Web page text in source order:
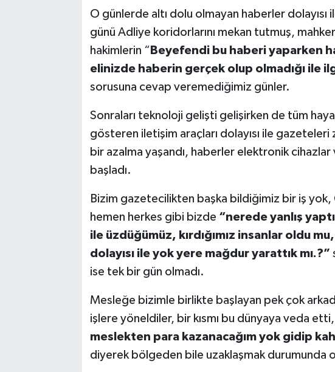
O günlerde altı dolu olmayan haberler dolayısı
günü Adliye koridorlarını mekan tutmuş,
hakimlerin “ Beyefendi bu haberi yaparken
elinizde haberin gerçek olup olmadığı ile
sorusuna cevap veremediğimiz günler.
Sonraları teknoloji gelişti gelişirken de tüm
gösteren iletişim araçları dolayısı ile gazeteleri
bir azalma yaşandı, haberler elektronik cihazlar
başladı.
Bizim gazetecilikten başka bildiğimiz bir iş yok,
hemen herkes gibi bizde “nerede yanlış
ile üzdüğümüz, kırdığımız insanlar oldu
dolayısı ile yok yere mağdur yarattık mı.?”
ise tek bir gün olmadı.
Mesleğe bizimle birlikte başlayan pek çok
işlere yöneldiler, bir kısmı bu dünyaya veda
meslekten para kazanacağım yok gidip
diyerek bölgeden bile uzaklaşmak durumunda